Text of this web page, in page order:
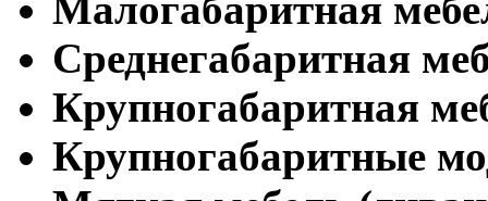
Cреднегабаритная
Крупногабаритная
Крупногабаритные